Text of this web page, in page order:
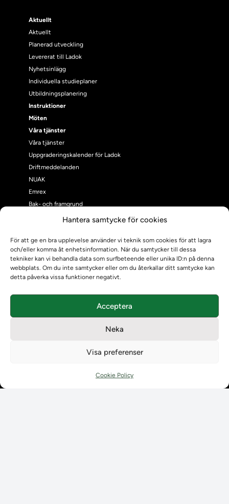
Hantera samtycke för cookies
För att ge en bra upplevelse använder vi teknik som cookies för att lagra
och/eller komma åt enhetsinformation. När du samtycker till dessa
tekniker kan vi behandla data som surfbeteende eller unika ID:n på denna
webbplats. Om du inte samtycker eller om du återkallar ditt samtycke kan
detta påverka vissa funktioner negativt.
Acceptera
Neka
Visa preferenser
Cookie Policy
Aktuellt
Aktuellt
Planerad utveckling
Levererat till Ladok
Nyhetsinlägg
Individuella studieplaner
Utbildningsplanering
Instruktioner
Möten
Våra tjänster
Våra tjänster
Uppgraderingskalender för Ladok
Driftmeddelanden
NUAK
Emrex
Bak- och framgrund
Systemet Ladok
Kontrollera intyg
Om oss
Om oss
Om Ladokkonsortiet
Vision, strategi och produktplan
Policyer och dokument